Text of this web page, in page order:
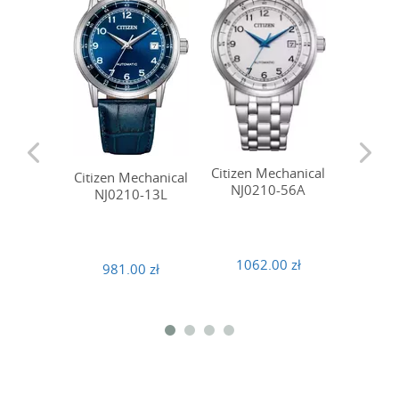
Citizen Mechanical
NJ0210-13L
981.00 zł
Citizen Mechanical
NJ0210-56A
1062.00 zł